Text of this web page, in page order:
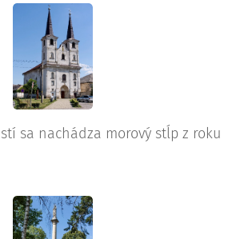
sa nachádza morový stĺp z roku